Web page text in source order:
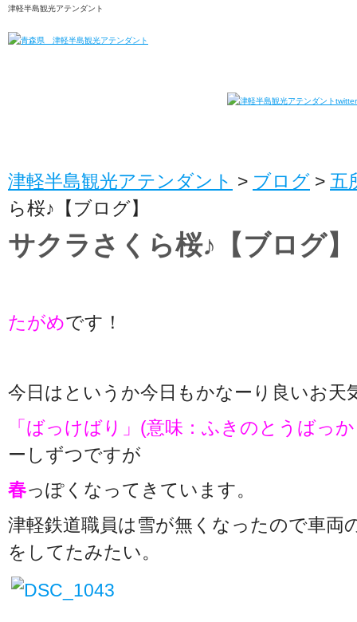
津軽半島観光アテンダント
津軽半島観光アテンダント > ブログ > 五
ら桜♪【ブログ】
サクラさくら桜♪【ブログ】
たがめです！
今日はというか今日もかなーり良いお天
「ばっけばり」(意味：ふきのとうばっ
ーしずつですが
春っぽくなってきています。
津軽鉄道職員は雪が無くなったので車両
をしてたみたい。